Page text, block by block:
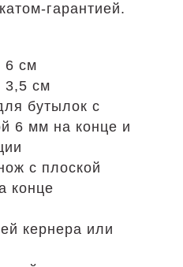
гарантией.
6 см
3,5 см
бутылок с
6 мм на конце и
с плоской
конце
кернера или